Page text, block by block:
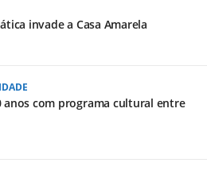
invade a Casa Amarela
anos com programa cultural entre